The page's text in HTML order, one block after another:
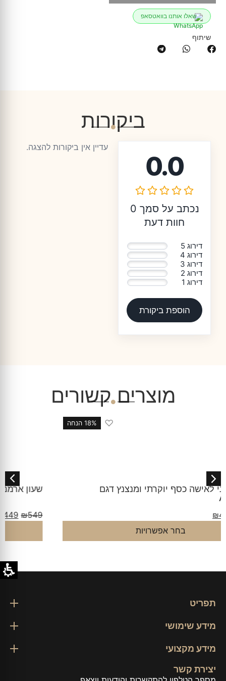
שאלו אותנו בוואטסאפ
שיתוף
ביקורות
0.0
נכתב על סמך 0
חוות דעת
דירוג 5
דירוג 4
דירוג 3
דירוג 2
דירוג 1
הוספת ביקורת
עדיין אין ביקורות להצגה.
מוצרים קשורים
שעון ארמני לאישה כסף רוז גולד דגם AR1725
תפריט
מידע שימושי
מידע מקצועי
יצירת קשר